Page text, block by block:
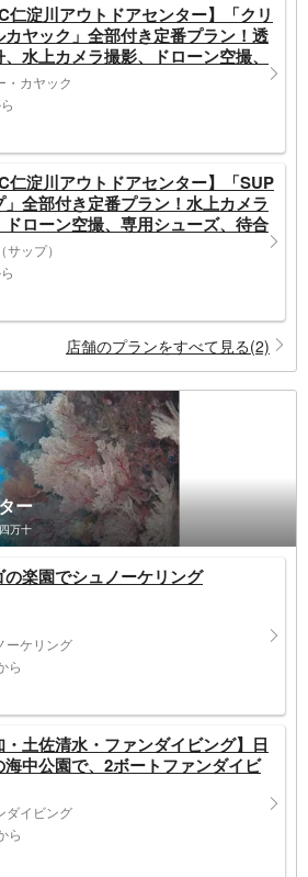
仁淀川アウトドアセンター】「クリ
カヤック」全部付き定番プラン！透
水上カメラ撮影、ドローン空撮、
レンタル品充実、待合室、トイ
店、駐車場完備（上流仁淀ブルーエ
・カヤック
仁淀川アウトドアセンター】「SUP
」全部付き定番プラン！水上カメラ
ドローン空撮、専用シューズ、待合
レ、売店、駐車場完備、レンタル
充実（上流仁淀ブルーエリア）
サップ）
店舗のプランをすべて見る(2)
ー
万十
の楽園でシュノーケリング
ーケリング
ら
・土佐清水・ファンダイビング】日
海中公園で、2ボートファンダイビ
ダイビング
ら